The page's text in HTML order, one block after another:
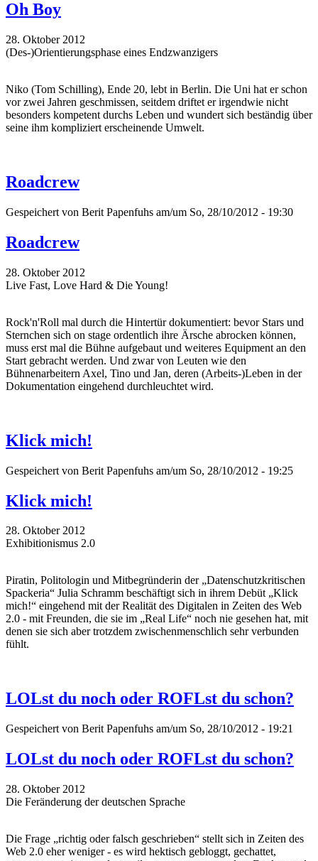
Oh Boy
28. Oktober 2012
(Des-)Orientierungsphase eines Endzwanzigers
Niko (Tom Schilling), Ende 20, lebt in Berlin. Die Uni hat er schon
vor zwei Jahren geschmissen, seitdem driftet er irgendwie nicht
besonders kompetent durchs Leben und wundert sich beständig über
seine ihm kompliziert erscheinende Umwelt.
Roadcrew
Gespeichert von Berit Papenfuhs am/um So, 28/10/2012 - 19:30
Roadcrew
28. Oktober 2012
Live Fast, Love Hard & Die Young!
Rock'n'Roll mal durch die Hintertür dokumentiert: bevor Stars und
Sternchen sich on stage ordentlich ihre Ärsche abrocken können,
muss erst mal die Bühne aufgebaut und weiteres Equipment an den
Start gebracht werden. Und zwar von Leuten wie den
Bühnenarbeitern Axel, Tino und Jan, deren (Arbeits-)Leben in der
Dokumentation eingehend durchleuchtet wird.
Klick mich!
Gespeichert von Berit Papenfuhs am/um So, 28/10/2012 - 19:25
Klick mich!
28. Oktober 2012
Exhibitionismus 2.0
Piratin, Politologin und Mitbegründerin der „Datenschutzkritischen
Spackeria“ Julia Schramm beschäftigt sich in ihrem Debüt „Klick
mich!“ eingehend mit der Realität des Digitalen in Zeiten des Web
2.0 - mit Freunden, die sie im „Real Life“ noch nie gesehen hat, mit
denen sie sich aber trotzdem zwischenmenschlich sehr verbunden
fühlt.
LOLst du noch oder ROFLst du schon?
Gespeichert von Berit Papenfuhs am/um So, 28/10/2012 - 19:21
LOLst du noch oder ROFLst du schon?
28. Oktober 2012
Die Feränderung der deutschen Sprache
Die Frage „richtig oder falsch geschrieben“ stellt sich in Zeiten des
Web 2.0 eher weniger - es wird hektisch gebloggt, gechattet,